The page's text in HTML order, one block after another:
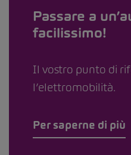
Passare a
facilissimo!
Il vostro punto di
l’elettromobilità.
Per saperne di più